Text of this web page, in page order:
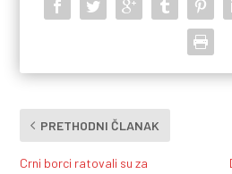
PRETHODNI ČLANAK
Crni borci ratovali su za